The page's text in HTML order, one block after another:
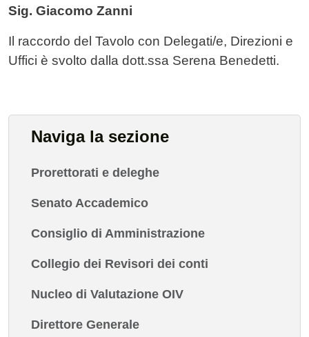
Sig. Giacomo Zanni
Il raccordo del Tavolo con Delegati/e, Direzioni e
Uffici è svolto dalla dott.ssa Serena Benedetti.
Naviga la sezione
Prorettorati e deleghe
Senato Accademico
Consiglio di Amministrazione
Collegio dei Revisori dei conti
Nucleo di Valutazione OIV
Direttore Generale